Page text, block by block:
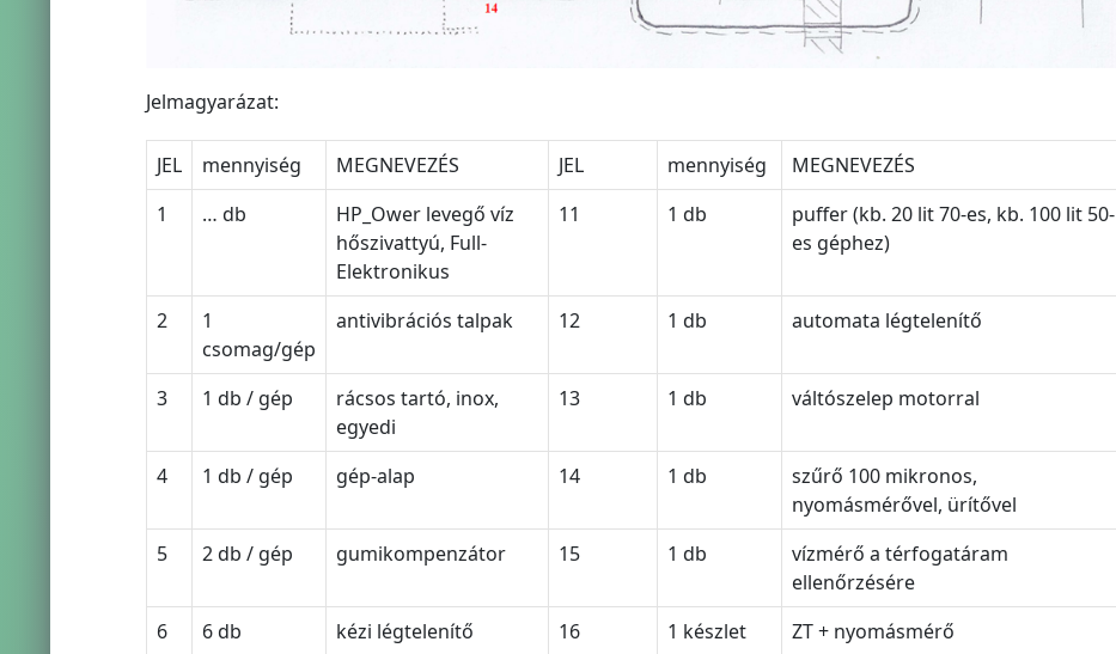
Jelmagyarázat:
JEL mennyiség MEGNEVEZÉS JEL mennyiség
MEGNEVEZÉS
1
… db
HP_Ower levegő víz
hőszivattyú, Full-
Elektronikus
11 1 db
puffer (kb. 20 lit 70-es, kb. 100 lit 50-
es géphez)
2
1
csomag/gép
antivibrációs talpak 12 1 db automata légtelenítő
3 1 db / gép
rácsos tartó, inox,
egyedi
13 1 db váltószelep motorral
4 1 db / gép gép-alap 14 1 db
szűrő 100 mikronos,
nyomásmérővel, ürítővel
5
2 db / gép gumikompenzátor 15 1 db
vízmérő a térfogatáram
ellenőrzésére
6
6 db kézi légtelenítő 16 1 készlet
ZT + nyomásmérő